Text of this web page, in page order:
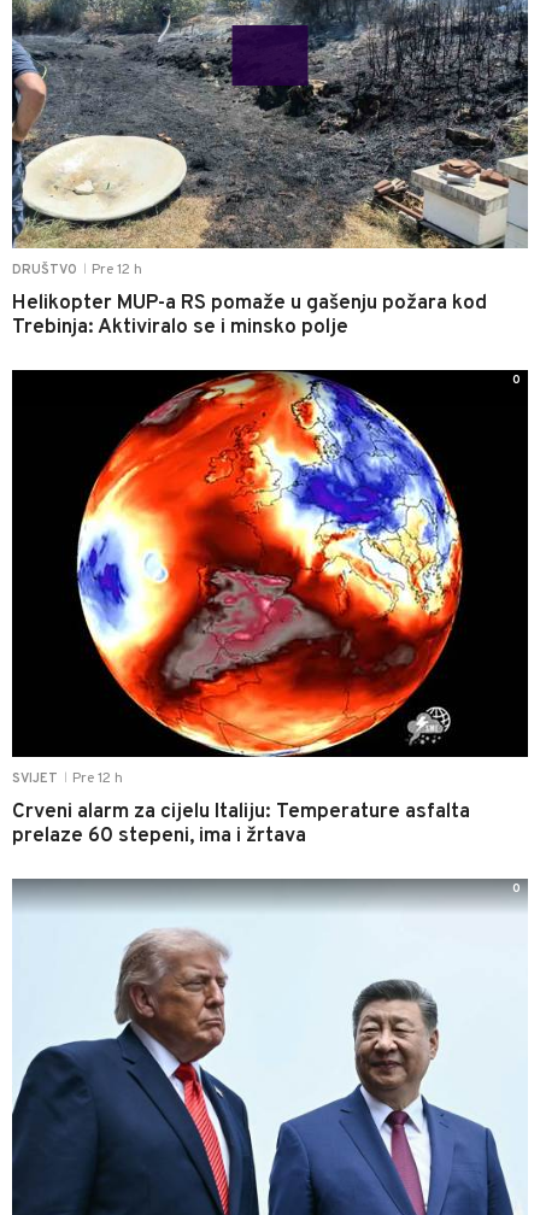
DRUŠTVO Pre 12 h
Helikopter MUP-a RS pomaže u gašenju požara kod
Trebinja: Aktiviralo se i minsko polje
SVIJET Pre 12 h
Crveni alarm za cijelu Italiju: Temperature asfalta
prelaze 60 stepeni, ima i žrtava
0
0